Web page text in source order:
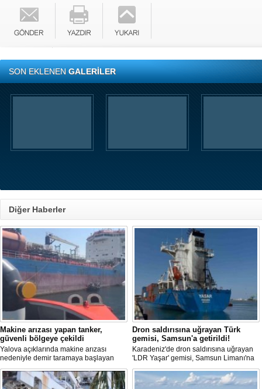
SON EKLENENGALERİLER
Diğer Haberler
Makine arızası yapan tanker,
güvenli bölgeye çekildi
Yalova açıklarında makine arızası
nedeniyle demir taramaya başlayan
tanker, römorkör eşliğinde güvenli
şekilde demirleme sahasına alındı.
Dron saldırısına uğrayan Türk
gemisi, Samsun'a getirildi!
Karadeniz'de dron saldırısına uğrayan
'LDR Yaşar' gemisi, Samsun Limanı'na
güvenli bir şekilde ulaştı. Saldırıda can
kaybı yaşanmadı, ancak büyük çapta
maddi hasar oluştu.